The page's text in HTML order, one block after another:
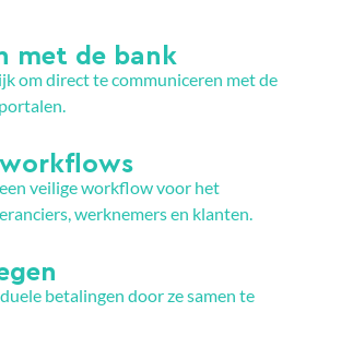
met de bank
om direct te communiceren met de
veilige workflow voor het
werknemers en klanten.
betalingen door ze samen te